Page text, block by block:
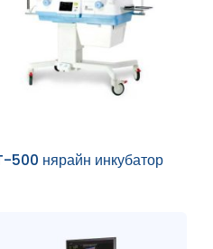
500 нярайн инкубатор